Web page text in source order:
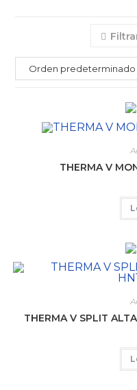
THERMA V
THERMA V SPLIT